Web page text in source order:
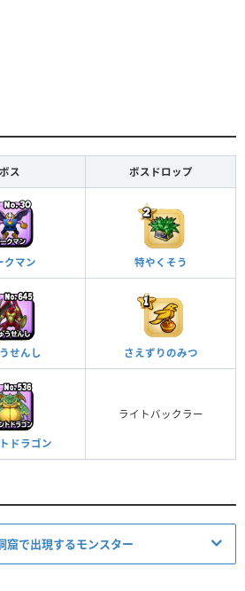
ボス ボスドロップ
クマン 特やくそう
せんし さえずりのみつ
ドラゴン
ライトバックラー
窟で出現するモンスター